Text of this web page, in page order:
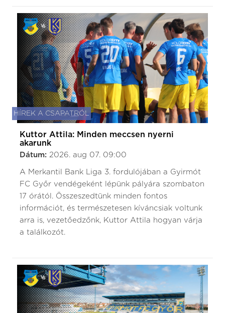
HÍREK A CSAPATRÓL
Kuttor Attila: Minden meccsen nyerni
akarunk
Dátum: 2026. aug 07. 09:00
A Merkantil Bank Liga 3. fordulójában a Gyirmót
FC Győr vendégeként lépünk pályára szombaton
17 órától. Összeszedtünk minden fontos
információt, és természetesen kíváncsiak voltunk
arra is, vezetőedzőnk, Kuttor Attila hogyan várja
a találkozót.